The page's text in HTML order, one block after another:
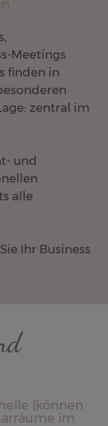
Meetings
finden in
zentral im
und
alle
Ihr Business
(können
im